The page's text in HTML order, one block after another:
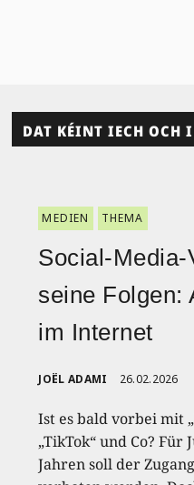
DAT KÉINT IECH OCH
MEDIEN THEMA
Social-Media-
seine Folgen:
im Internet
JOËL ADAMI 26.02.2026
Ist es bald vorbei mit
„TikTok“ und Co?
Jahren soll der